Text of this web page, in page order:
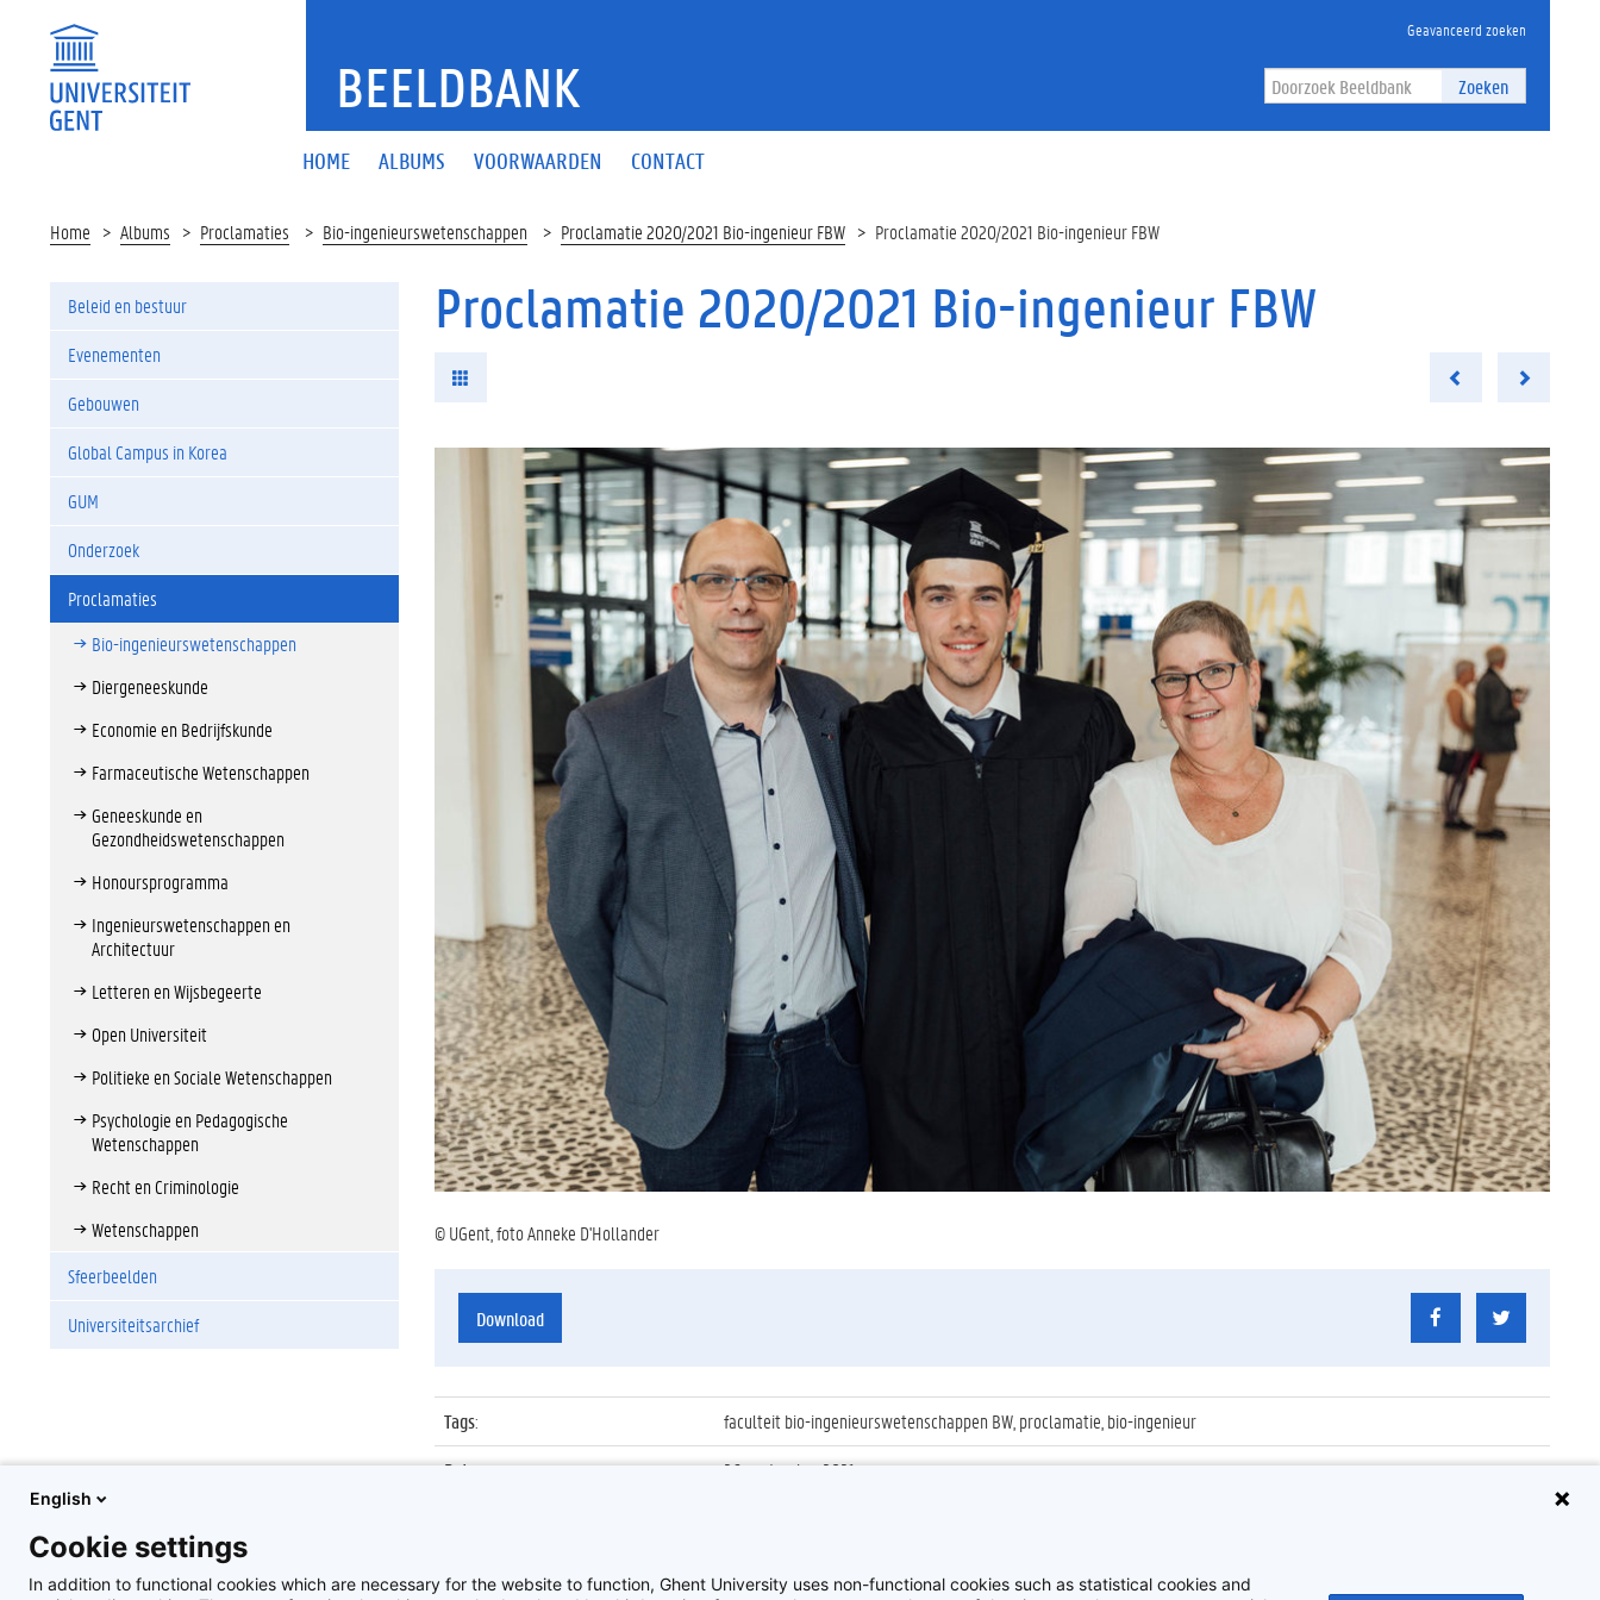
BEELDBANK
Geavanceerd zoeken
Zoeken
HOME ALBUMS VOORWAARDEN CONTACT
Home Albums Proclamaties Bio-ingenieurswetenschappen Proclamatie 2020/2021 Bio-ingenieur FBW Proclamatie 2020/2021 Bio-ingenieur FBW
Beleid en bestuur
Evenementen
Gebouwen
Global Campus in Korea
GUM
Onderzoek
Proclamaties
Bio-ingenieurswetenschappen
Diergeneeskunde
Economie en Bedrijfskunde
Farmaceutische Wetenschappen
Geneeskunde en
Gezondheidswetenschappen
Honoursprogramma
Ingenieurswetenschappen en
Architectuur
Letteren en Wijsbegeerte
Open Universiteit
Politieke en Sociale Wetenschappen
Psychologie en Pedagogische
Wetenschappen
Recht en Criminologie
Wetenschappen
Sfeerbeelden
Universiteitsarchief
Proclamatie 2020/2021 Bio-ingenieur FBW
© UGent, foto Anneke D'Hollander
Download
Tags:
faculteit bio-ingenieurswetenschappen BW, proclamatie, bio-ingenieur
Datum:
26 september 2021
English
Cookie settings
In addition to functional cookies which are necessary for the website to function, Ghent University uses non-functional cookies such as statistical cookies and